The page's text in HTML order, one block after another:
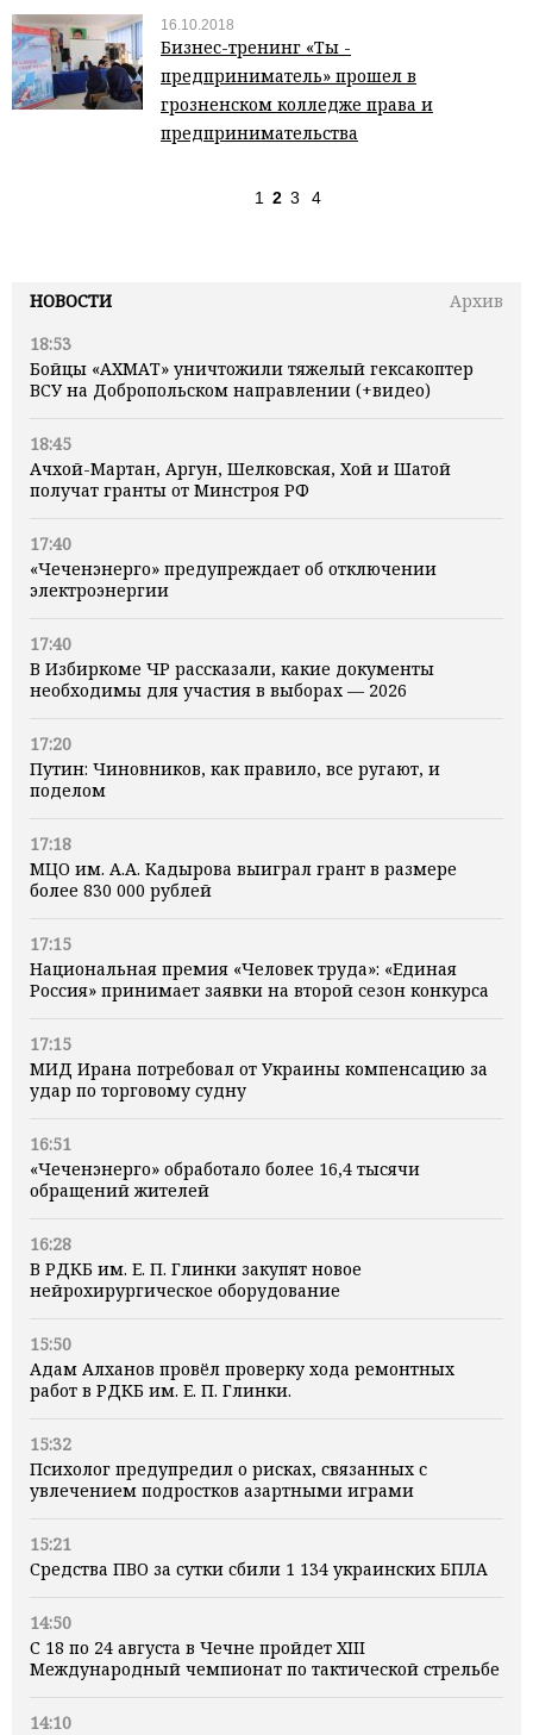
НОВОСТИ
Архив
18:53
Бойцы «АХМАТ» уничтожили тяжелый гексакоптер
ВСУ на Добропольском направлении (+видео)
18:45
Ачхой-Мартан, Аргун, Шелковская, Хой и Шатой
получат гранты от Минстроя РФ
17:40
«Чеченэнерго» предупреждает об отключении
электроэнергии
17:40
В Избиркоме ЧР рассказали, какие документы
необходимы для участия в выборах — 2026
17:20
Путин: Чиновников, как правило, все ругают, и
поделом
17:18
МЦО им. А.А. Кадырова выиграл грант в размере
более 830 000 рублей
17:15
Национальная премия «Человек труда»: «Единая
Россия» принимает заявки на второй сезон конкурса
17:15
МИД Ирана потребовал от Украины компенсацию за
удар по торговому судну
16:51
«Чеченэнерго» обработало более 16,4 тысячи
обращений жителей
16:28
В РДКБ им. Е. П. Глинки закупят новое
нейрохирургическое оборудование
15:50
Адам Алханов провёл проверку хода ремонтных
работ в РДКБ им. Е. П. Глинки.
15:32
Психолог предупредил о рисках, связанных с
увлечением подростков азартными играми
15:21
Средства ПВО за сутки сбили 1 134 украинских БПЛА
14:50
С 18 по 24 августа в Чечне пройдет XIII
Международный чемпионат по тактической стрельбе
14:10
16.10.2018
Бизнес-тренинг «Ты -
предприниматель» прошел в
грозненском колледже права и
предпринимательства
1 2 3 4